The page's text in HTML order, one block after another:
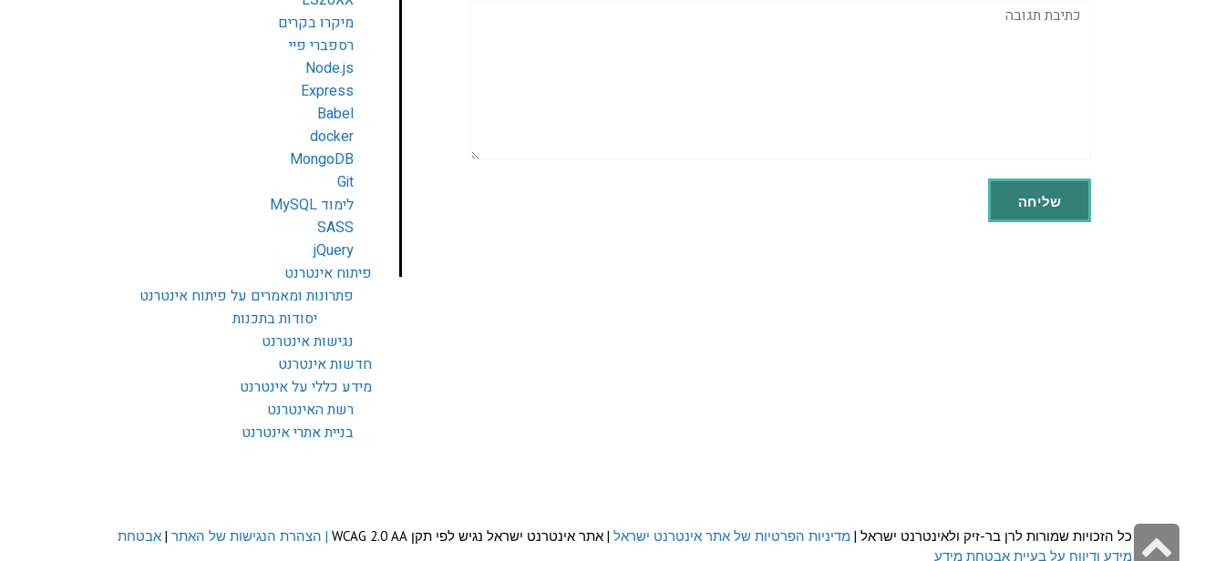
תגובה
מיקרו בקרים
רספברי פיי
Node.js
Express
Babel
docker
MongoDB
Git
לימוד MySQL
SASS
jQuery
פיתוח אינטרנט
פתרונות ומאמרים על פיתוח אינטרנט
יסודות בתכנות
נגישות אינטרנט
חדשות אינטרנט
מידע כללי על אינטרנט
רשת האינטרנט
בניית אתרי אינטרנט
כל הזכויות שמורות לרן בר-זיק ולאינטרנט ישראל | מדיניות הפרטיות של אתר אינטרנט ישראל | אתר אינטרנט ישראל נגיש לפי תקן WCAG 2.0 AA | הצהרת הנגישות של האתר | אבטחת
מידע ודיווח על בעיית אבטחת מידע
גלילה